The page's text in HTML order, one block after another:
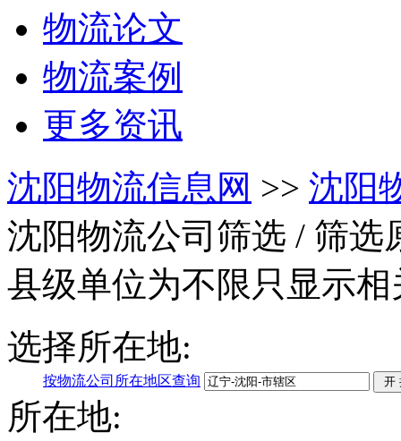
物流论文
物流案例
更多资讯
沈阳物流信息网 >> 沈阳
沈阳物流公司筛选 / 筛选
县级单位为不限只显示
选择所在地:
按物流公司所在地区查询
所在地: